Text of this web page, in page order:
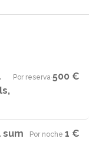
Por reserva·500 €
Por noche·1 €